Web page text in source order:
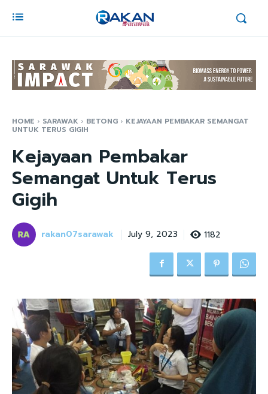
HOME SARAWAK BETONG KEJAYAAN PEMBAKAR SEMANGAT
UNTUK TERUS GIGIH
Kejayaan Pembakar
Semangat Untuk Terus
Gigih
rakan07sarawak July 9, 2023 1182